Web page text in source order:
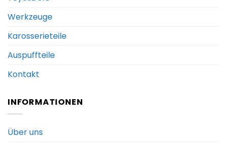
Werkzeuge
Karosserieteile
Auspuffteile
Kontakt
INFORMATIONEN
Über uns